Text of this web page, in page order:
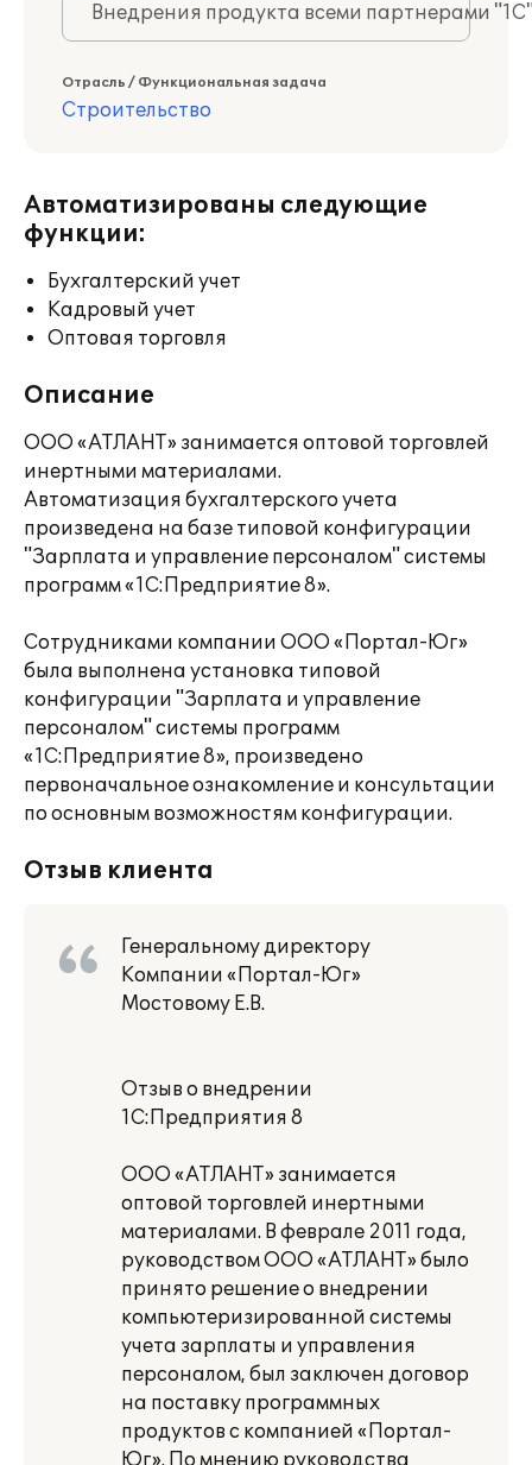
Внедрения продукта всеми партнерами
Отрасль / Функциональная задача
Строительство
Автоматизированы следующие
функции:
Бухгалтерский учет
Кадровый учет
Оптовая торговля
Описание
ООО «АТЛАНТ» занимается оптовой торговлей
инертными материалами.
Автоматизация бухгалтерского учета
произведена на базе типовой конфигурации
"Зарплата и управление персоналом" системы
программ «1С:Предприятие 8».
Сотрудниками компании ООО «Портал-Юг»
была выполнена установка типовой
конфигурации "Зарплата и управление
персоналом" системы программ
«1С:Предприятие 8», произведено
первоначальное ознакомление и консультации
по основным возможностям конфигурации.
Отзыв клиента
Генеральному директору
Компании «Портал-Юг»
Мостовому Е.В.
Отзыв о внедрении
1С:Предприятия 8
ООО «АТЛАНТ» занимается
оптовой торговлей инертными
материалами. В феврале 2011 года,
руководством ООО «АТЛАНТ» было
принято решение о внедрении
компьютеризированной системы
учета зарплаты и управления
персоналом, был заключен договор
на поставку программных
продуктов с компанией «Портал-
Юг». По мнению руководства